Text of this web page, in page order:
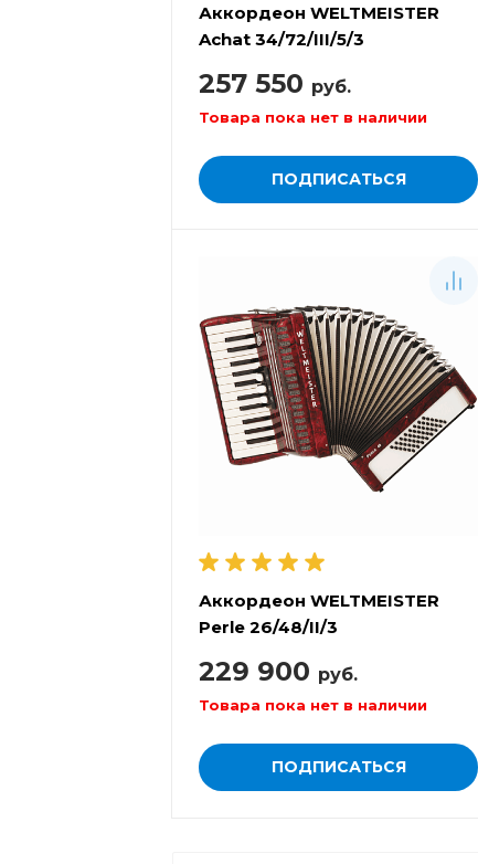
Аккордеон WELTMEISTER
Achat 34/72/III/5/3
257 550 руб.
Товара пока нет в наличии
ПОДПИСАТЬСЯ
Аккордеон WELTMEISTER
Perle 26/48/II/3
229 900 руб.
Товара пока нет в наличии
ПОДПИСАТЬСЯ